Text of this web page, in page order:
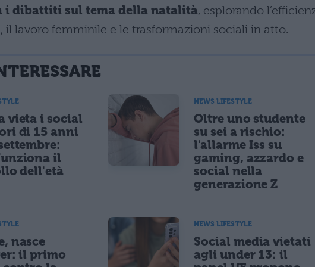
i dibattiti sul tema della natalità, esplorando
il lavoro femminile e le trasformazioni sociali in atto.
vieta i social
di 15 anni
il
dell'età
NEWS LIFESTYLE
Oltre uno studente
su sei a rischio:
l'allarme Iss su
gaming, azzardo e
social nella
generazione Z
nasce
il primo
NEWS LIFESTYLE
Social media vietati
agli under 13: il